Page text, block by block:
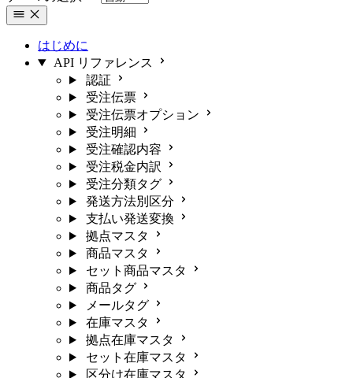
はじめに
API リファレンス
認証
受注伝票
受注伝票オプション
受注明細
受注確認内容
受注税金内訳
受注分類タグ
発送方法別区分
支払い発送変換
拠点マスタ
商品マスタ
セット商品マスタ
商品タグ
メールタグ
在庫マスタ
拠点在庫マスタ
セット在庫マスタ
区分け在庫マスタ